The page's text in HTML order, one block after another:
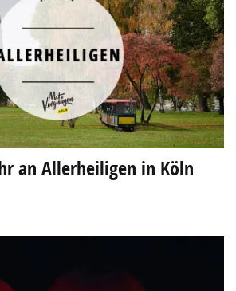
an Allerheiligen in Köln